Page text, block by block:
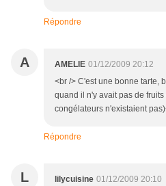
Répondre
A AMELIE 01/12/2009 20:12
<br /> C'est une bonne tarte,
quand il n'y avait pas de
congélateurs n'existaient
Répondre
L lilycuisine 01/12/2009 20:10